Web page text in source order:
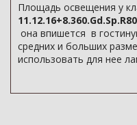
Площадь освещения у
она впишется в
средних и больших
использовать для нее